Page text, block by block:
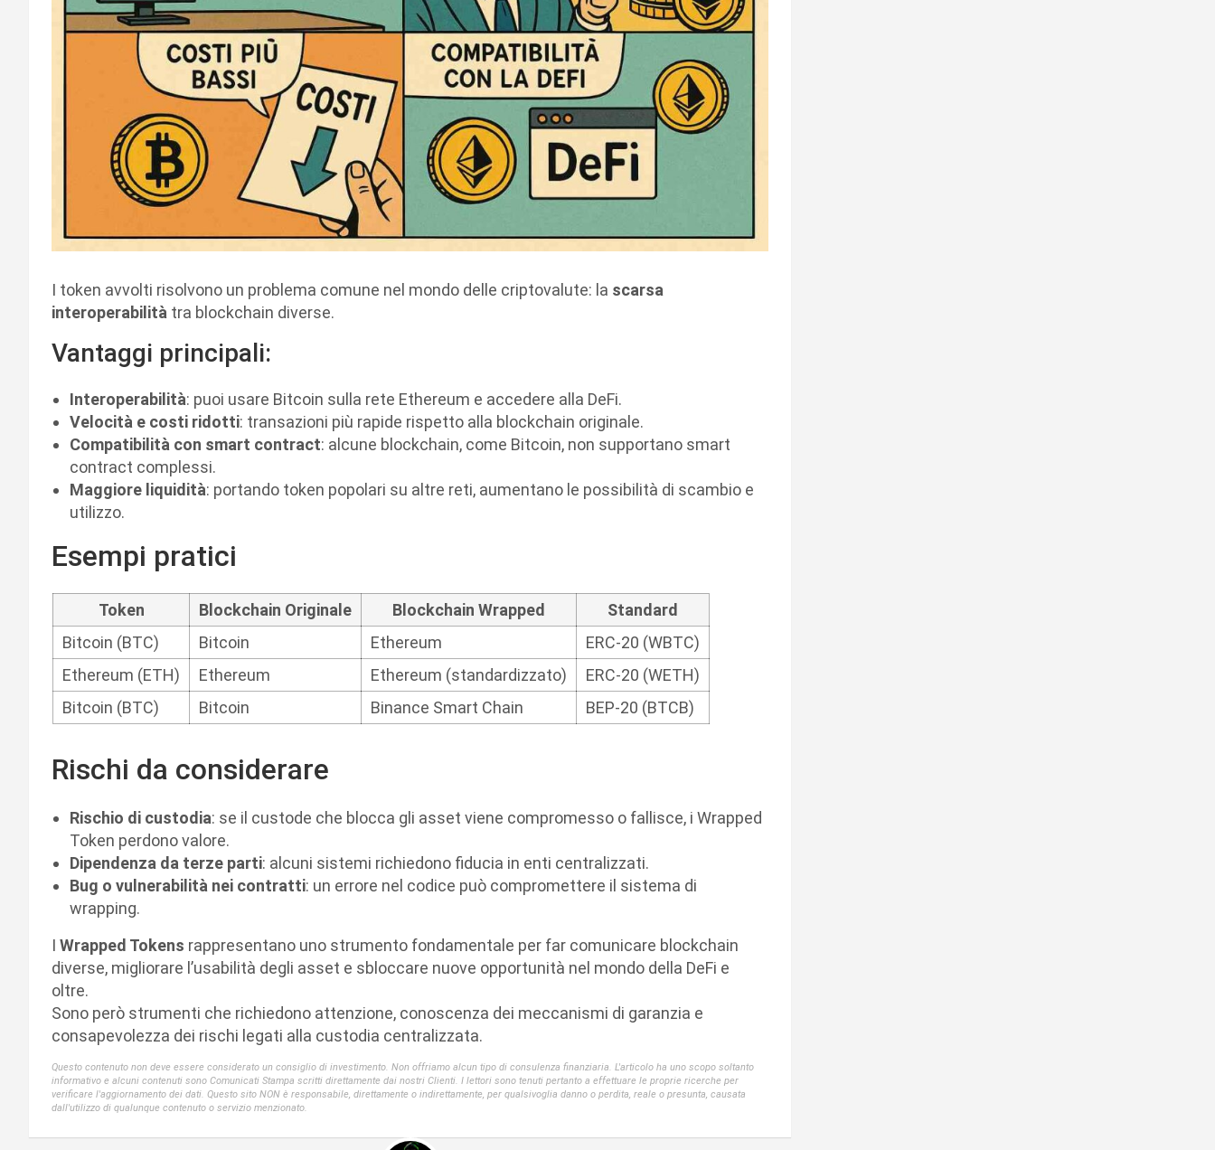
I token avvolti risolvono un problema comune nel mondo delle criptovalute: la scarsa
interoperabilità tra blockchain diverse.
Vantaggi principali:
Interoperabilità: puoi usare Bitcoin sulla rete Ethereum e accedere alla DeFi.
Velocità e costi ridotti: transazioni più rapide rispetto alla blockchain originale.
Compatibilità con smart contract: alcune blockchain, come Bitcoin, non supportano smart
contract complessi.
Maggiore liquidità: portando token popolari su altre reti, aumentano le possibilità di scambio e
utilizzo.
Esempi pratici
Token Blockchain Originale Blockchain Wrapped
Standard
Bitcoin (BTC)
Bitcoin Ethereum
ERC-20 (WBTC)
Ethereum (ETH)
Ethereum Ethereum (standardizzato)
ERC-20 (WETH)
Bitcoin (BTC)
Bitcoin Binance Smart Chain BEP-20 (BTCB)
Rischi da considerare
Rischio di custodia: se il custode che blocca gli asset viene compromesso o fallisce, i Wrapped
Token perdono valore.
Dipendenza da terze parti: alcuni sistemi richiedono fiducia in enti centralizzati.
Bug o vulnerabilità nei contratti: un errore nel codice può compromettere il sistema di
wrapping.
I Wrapped Tokens rappresentano uno strumento fondamentale per far comunicare blockchain
diverse, migliorare l’usabilità degli asset e sbloccare nuove opportunità nel mondo della DeFi e
oltre.
Sono però strumenti che richiedono attenzione, conoscenza dei meccanismi di garanzia e
consapevolezza dei rischi legati alla custodia centralizzata.
Questo contenuto non deve essere considerato un consiglio di investimento. Non offriamo alcun tipo di consulenza finanziaria. L'articolo ha uno scopo soltanto
informativo e alcuni contenuti sono Comunicati Stampa scritti direttamente dai nostri Clienti. I lettori sono tenuti pertanto a effettuare le proprie ricerche per
verificare l'aggiornamento dei dati. Questo sito NON è responsabile, direttamente o indirettamente, per qualsivoglia danno o perdita, reale o presunta, causata
dall'utilizzo di qualunque contenuto o servizio menzionato.